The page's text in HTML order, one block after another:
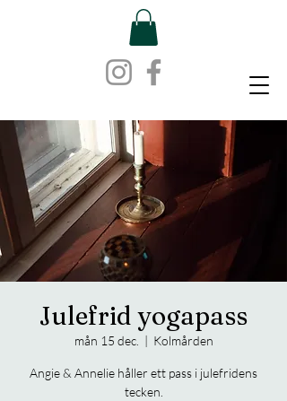
Julefrid yogapass
mån 15 dec.
  |
Kolmården
Angie & Annelie håller ett pass i julefridens
tecken.